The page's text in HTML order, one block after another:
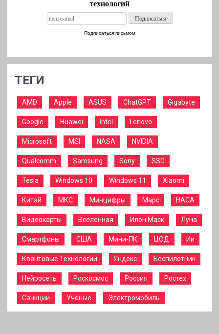
технологий
Подписаться письмом
ТЕГИ
AMD Apple ASUS ChatGPT Gigabyte
Google Huawei Intel Lenovo
Microsoft MSI NASA NVIDIA
Qualcomm Samsung Sony SSD
Tesla Windows 10 Windows 11 Xiaomi
Китай МКС Минцифры Марс НАСА
Видеокарты Вселенная Илон Маск Луна
Смартфоны США Мини-ПК ЦОД Ии
Квантовые Технологии Яндекс Беспилотник
Нейросеть Роскосмос Россия Ростех
Санкции Учёные Электромобиль